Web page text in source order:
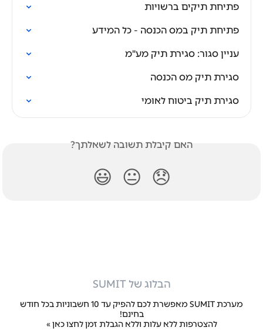
פתיחת תיקים ברשויות
פתיחת תיק במס הכנסה - כל המידע
עניין סגור: סגירת תיק מע"מ
סגירת תיק מס הכנסה
סגירת תיק ביטוח לאומי
האם קיבלת תשובה לשאלתך?
😞
😐
😃
הבלוג של SUMIT
מערכת SUMIT מאפשרת לכם להפיק עד 10 חשבוניות בכל חודש
בחינם!
להצטרפות ללא עלות וללא הגבלת זמןלחצו כאן »